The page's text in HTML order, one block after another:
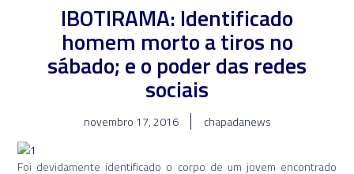
IBOTIRAMA: Identificado
homem morto a tiros no
sábado; e o poder das redes
sociais
novembro 17, 2016 chapadanews
Foi devidamente identificado o corpo de um jovem encontrado